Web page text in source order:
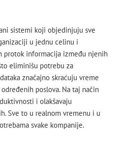
sistemi koji objedinjuju sve
u jednu celinu i
protok informacija između njenih
eliminišu potrebu za
značajno skraćuju vreme
poslova. Na taj način
i olakšavaju
Sve to u realnom vremenu i u
svake kompanije.